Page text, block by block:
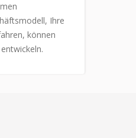
Ihre
können